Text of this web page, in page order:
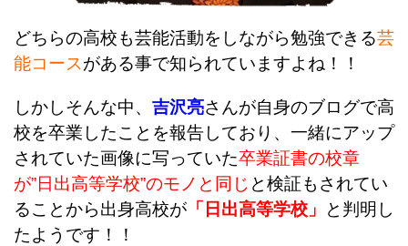
どちらの高校も芸能活動をしながら勉強できる芸
能コースがある事で知られていますよね！！
しかしそんな中、 吉沢亮さんが自身のブログで高
校を卒業したことを報告しており、一緒にアップ
されていた画像に写っていた卒業証書の校章
が”日出高等学校”のモノと同じ と検証もされてい
ることから出身高校が 「日出高等学校」
と判明し
たようです！！